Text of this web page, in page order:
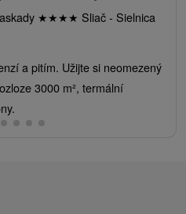
★★★★ Sliač - Sielnica
a pitím. Užijte si neomezený
3000 m², termální